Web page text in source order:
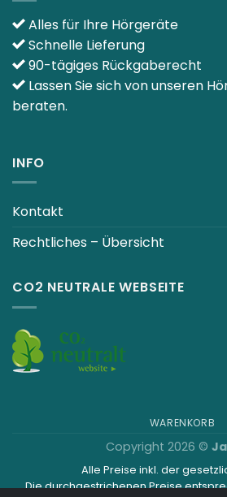
Alles für Ihre Hörgeräte
Schnelle Lieferung
90-tägiges Rückgaberecht
Lassen Sie sich von unseren
beraten.
INFO
Kontakt
Rechtliches – Übersicht
CO2 NEUTRALE WEBSEITE
WARENKORB
Copyright 2026 ©
Alle Preise inkl. der
Die durchgestrichenen Preise